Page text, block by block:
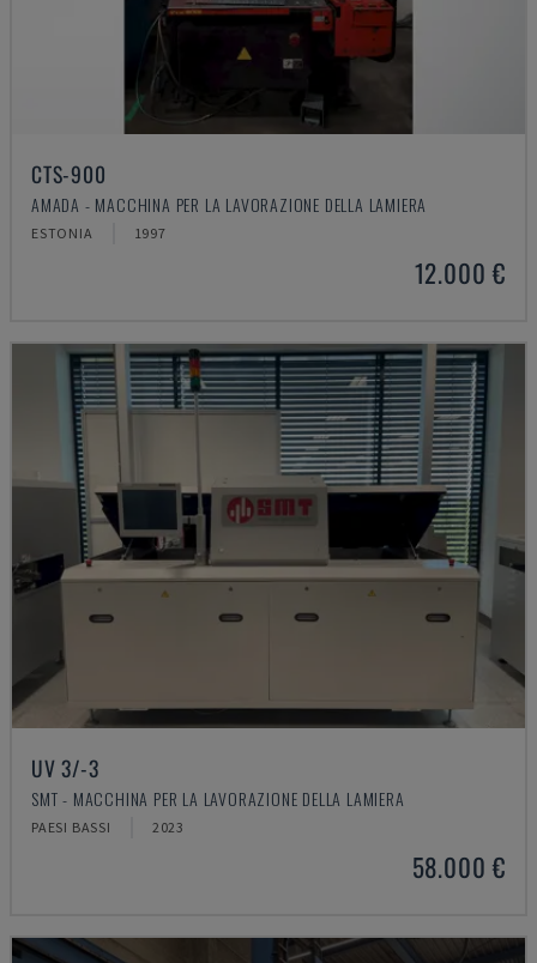
CTS-900
AMADA - MACCHINA PER LA LAVORAZIONE DELLA LAMIERA
ESTONIA 1997
12.000 €
UV 3/-3
SMT - MACCHINA PER LA LAVORAZIONE DELLA LAMIERA
PAESI BASSI 2023
58.000 €